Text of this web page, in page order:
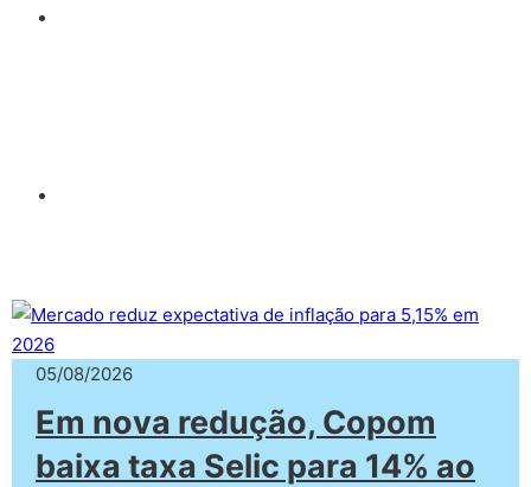
05/08/2026
Em nova redução, Copom
baixa taxa Selic para 14% ao